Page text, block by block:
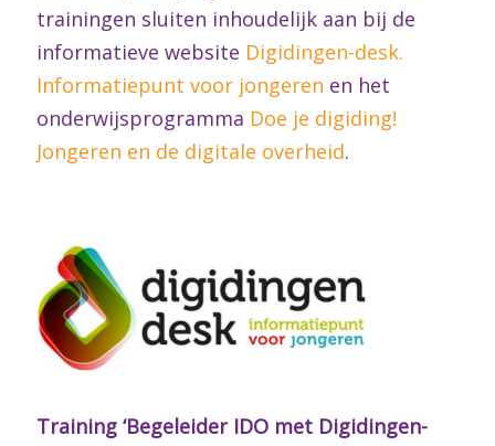
trainingen sluiten inhoudelijk aan bij de
informatieve website Digidingen-desk.
Informatiepunt voor jongeren en het
onderwijsprogramma Doe je digiding!
Jongeren en de digitale overheid.
Training ‘Begeleider IDO met Digidingen-